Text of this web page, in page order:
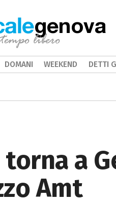
a
Amt
genova
DOMANI WEEKEND DETTI